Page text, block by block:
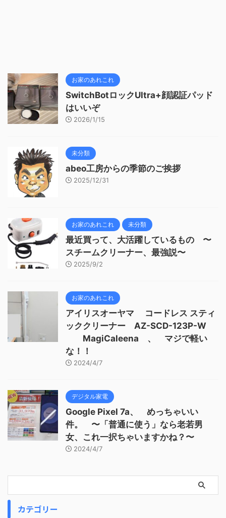
お家のあれこれ
SwitchBotロックUltra+顔認証パッド
はいいぞ
2026/1/15
未分類
abeo工房からの季節のご挨拶
2025/12/31
お家のあれこれ 未分類
最近買って、大活躍しているもの 〜
スチームクリーナー、最強説〜
2025/9/2
お家のあれこれ
アイリスオーヤマ コードレス スティ
ッククリーナー AZ-SCD-123P-W
MagiCaleena 、 マジで軽い
な！！
2024/4/7
デジタル家電
Google Pixel 7a、 めっちゃいい
件。 〜「普通に使う」なら老若男
女、これ一択ちゃいますかね？〜
2024/4/7
カテゴリー